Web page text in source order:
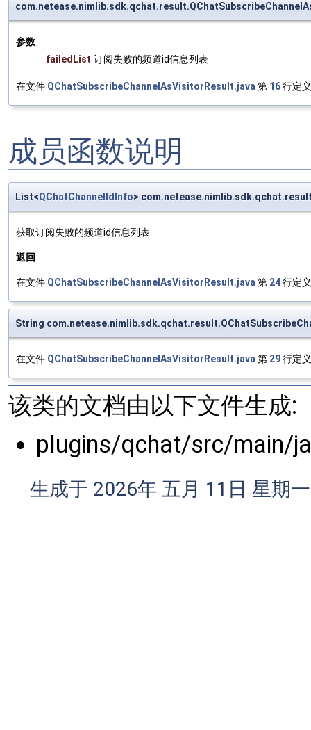
参数
failedList 订阅失败的频道id信息列表
在文件 QChatSubscribeChannelAsVisitorResult.java第 16行定
成员函数说明
List<QChatChannelIdInfo>
获取订阅失败的频道id信息列表
返回
在文件 QChatSubscribeChannelAsVisitorResult.java 第 24行定
String
在文件 QChatSubscribeChannelAsVisitorResult.java 第 29行定
该类的文档由以下文件生成:
plugins/qchat/src/main/
生成于 2026年 五月 11日 星期